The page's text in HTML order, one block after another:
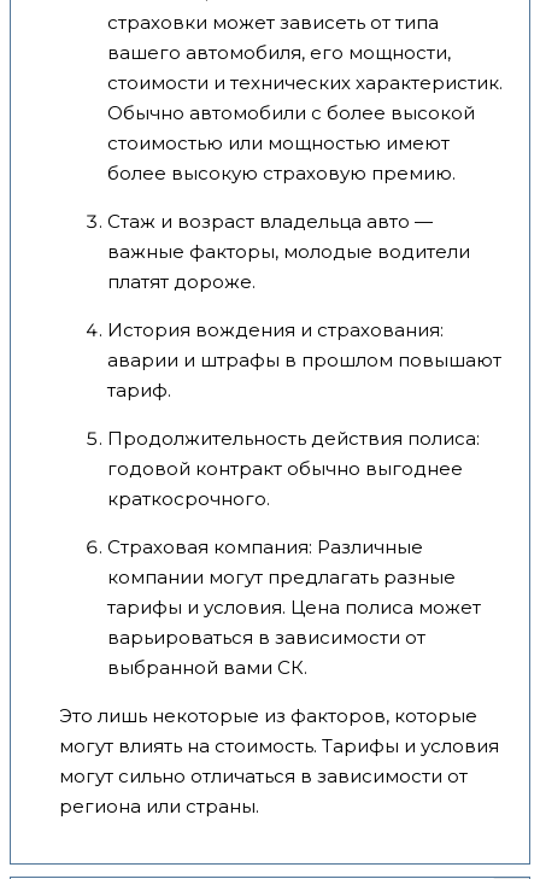
страховки может зависеть от типа
вашего автомобиля, его мощности,
стоимости и технических характеристик.
Обычно автомобили с более высокой
стоимостью или мощностью имеют
более высокую страховую премию.
Стаж и возраст владельца авто —
важные факторы, молодые водители
платят дороже.
История вождения и страхования:
аварии и штрафы в прошлом повышают
тариф.
Продолжительность действия полиса:
годовой контракт обычно выгоднее
краткосрочного.
Страховая компания: Различные
компании могут предлагать разные
тарифы и условия. Цена полиса может
варьироваться в зависимости от
выбранной вами СК.
Это лишь некоторые из факторов, которые
могут влиять на стоимость. Тарифы и условия
могут сильно отличаться в зависимости от
региона или страны.